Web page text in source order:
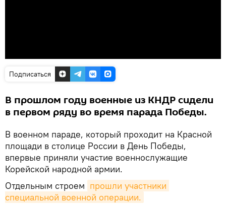
Подписаться
В прошлом году военные из КНДР сидели
в первом ряду во время парада Победы.
В военном параде, который проходит на Красной
площади в столице России в День Победы,
впервые приняли участие военнослужащие
Корейской народной армии.
Отдельным строем прошли участники
специальной военной операции.